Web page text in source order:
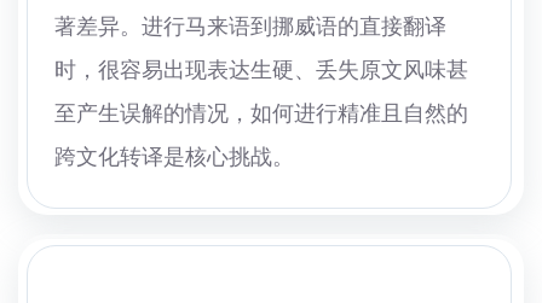
著差异。进行马来语到挪威语的直接翻译
时，很容易出现表达生硬、丢失原文风味甚
至产生误解的情况，如何进行精准且自然的
跨文化转译是核心挑战。